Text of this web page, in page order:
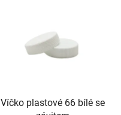
Víčko plastové 66 bílé se